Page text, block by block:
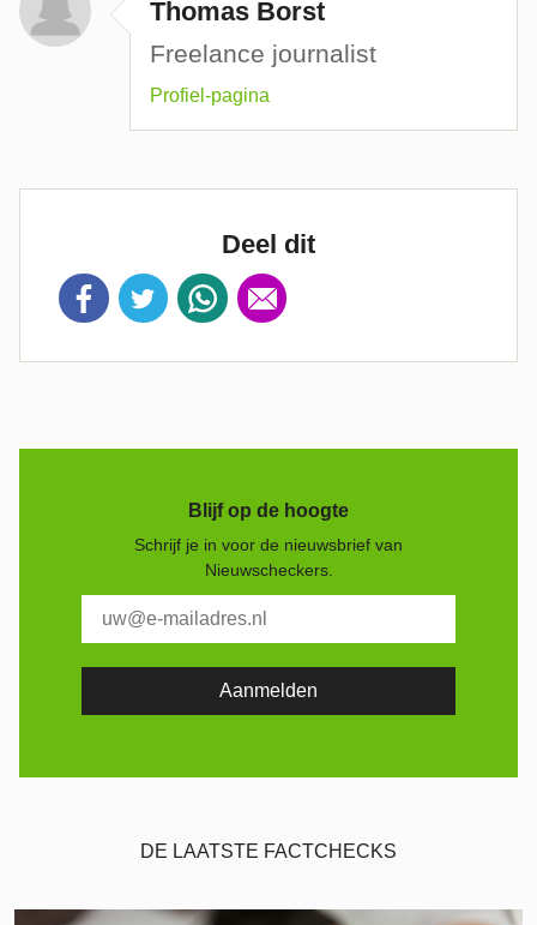
Thomas Borst
Freelance journalist
Profiel-pagina
Deel dit
Blijf op de hoogte
Schrijf je in voor de nieuwsbrief van
Nieuwscheckers.
DE LAATSTE FACTCHECKS